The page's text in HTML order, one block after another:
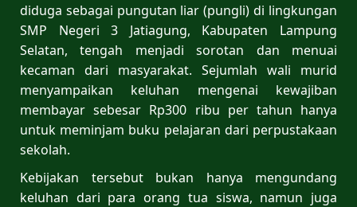
diduga sebagai pungutan liar (pungli) di lingkungan
SMP Negeri 3 Jatiagung, Kabupaten Lampung
Selatan, tengah menjadi sorotan dan menuai
kecaman dari masyarakat. Sejumlah wali murid
menyampaikan keluhan mengenai kewajiban
membayar sebesar Rp300 ribu per tahun hanya
untuk meminjam buku pelajaran dari perpustakaan
sekolah.
Kebijakan tersebut bukan hanya mengundang
keluhan dari para orang tua siswa, namun juga